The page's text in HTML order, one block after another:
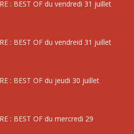
: BEST OF du vendredi 31 juillet
: BEST OF du vendreid 31 juillet
: BEST OF du jeudi 30 juillet
: BEST OF du mercredi 29